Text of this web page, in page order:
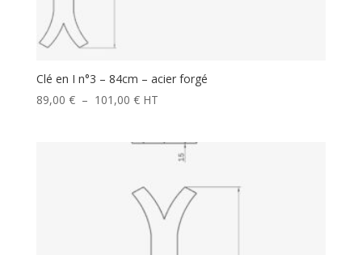
Clé en I n°3 – 84cm – acier forgé
89,00 € – 101,00 €Plage
101,00 €
HT